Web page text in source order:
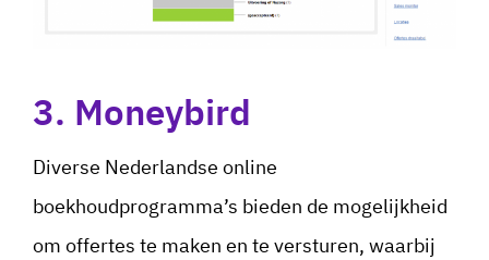
3. Moneybird
Diverse Nederlandse online
boekhoudprogramma’s bieden de mogelijkheid
om offertes te maken en te versturen, waarbij